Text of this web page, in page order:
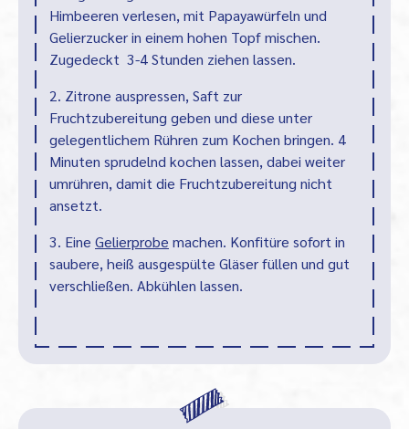
Himbeeren verlesen, mit Papayawürfeln und
Gelierzucker in einem hohen Topf mischen.
Zugedeckt 3-4 Stunden ziehen lassen.
2. Zitrone auspressen, Saft zur
Fruchtzubereitung geben und diese unter
gelegentlichem Rühren zum Kochen bringen. 4
Minuten sprudelnd kochen lassen, dabei weiter
umrühren, damit die Fruchtzubereitung nicht
ansetzt.
3. Eine Gelierprobe machen. Konfitüre sofort in
saubere, heiß ausgespülte Gläser füllen und gut
verschließen. Abkühlen lassen.